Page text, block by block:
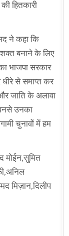
की हितकारी
ने कहा कि
बनाने के लिए
भाजपा सरकार
धीरे से समाप्त कर
जाति के अलावा
उनका
चुनावों में हम
मोईन,सुमित
मिज़ान,दिलीप